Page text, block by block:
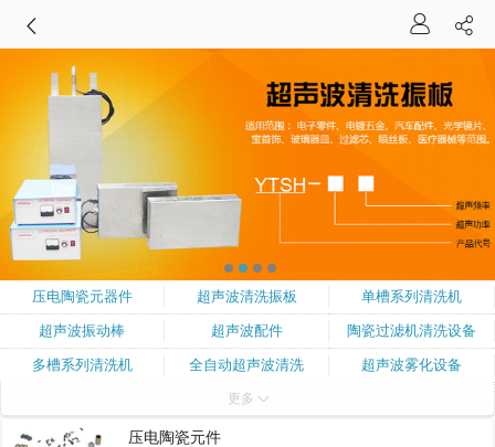
压电陶瓷元器件 超声波清洗振板 单槽系列清洗机
超声波振动棒 超声波配件 陶瓷过滤机清洗设备
多槽系列清洗机 全自动超声波清洗 超声波雾化设备
超声波清洗机系列
超声波处理设备
更多
压电陶瓷元件